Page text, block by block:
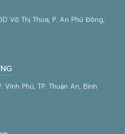
Võ Thị Thừa, P. An Phú Đông,
Phú, TP. Thuận An, Bình